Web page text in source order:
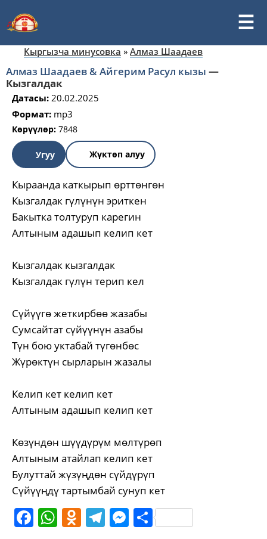
Кыргызча минусовка » Алмаз Шаадаев
Алмаз Шаадаев & Айгерим Расул кызы —
Кызгалдак
Датасы: 20.02.2025
Формат: mp3
Көрүүлөр: 7848
Угуу Жүктөп алуу
Кыраанда каткырып өрттөнгөн
Кызгалдак гүлүнүн эриткен
Бакытка толтуруп карегин
Алтыным адашып келип кет
Кызгалдак кызгалдак
Кызгалдак гүлүн терип кел
Сүйүүгө жеткирбөө жазабы
Сумсайтат сүйүүнүн азабы
Түн бою уктабай түгөнбөс
Жүрөктүн сырларын жазалы
Келип кет келип кет
Алтыным адашып келип кет
Көзүндөн шүүдүрүм мөлтүрөп
Алтыным атайлап келип кет
Булуттай жүзүңдөн сүйдүрүп
Сүйүүңдү тартымбай сунуп кет
Facebook
WhatsApp
Odnoklassniki
Telegram
Messenger
Share